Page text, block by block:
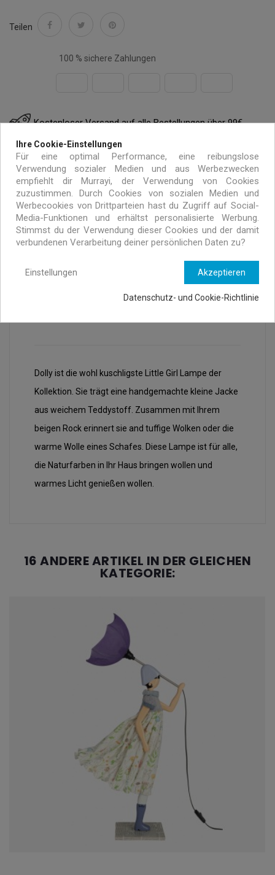
Teilen
100 % sichere Zahlungen
Kostenloser Versand auf alle Bestellungen über 99€
innerhalb von Europa
Handgemacht mit umweltfreundlichen Materialien
Exklusive Angebote nur für MURRAYI Abonnenten
Dolly ist die wohl kuschligste Little Girl Lampe der
Kollektion. Sie trägt eine handgemachte kleine Jacke
aus weichem Teddystoff. Zusammen mit Ihrem
beigen Rock erinnert sie and tuffige Wolken oder die
warme Wolle eines Schafes. Diese Lampe ist für alle,
die Naturfarben in Ihr Haus bringen wollen und
warmes Licht genießen wollen.
16 ANDERE ARTIKEL IN DER GLEICHEN
KATEGORIE:
Ihre Cookie-Einstellungen
Für eine optimal Performance, eine reibungslose
Verwendung sozialer Medien und aus Werbezwecken
empfiehlt dir Murrayi, der Verwendung von Cookies
zuzustimmen. Durch Cookies von sozialen Medien und
Werbecookies von Drittparteien hast du Zugriff auf Social-
Media-Funktionen und erhältst personalisierte Werbung.
Stimmst du der Verwendung dieser Cookies und der damit
verbundenen Verarbeitung deiner persönlichen Daten zu?
Akzeptieren
Einstellungen
Datenschutz- und Cookie-Richtlinie